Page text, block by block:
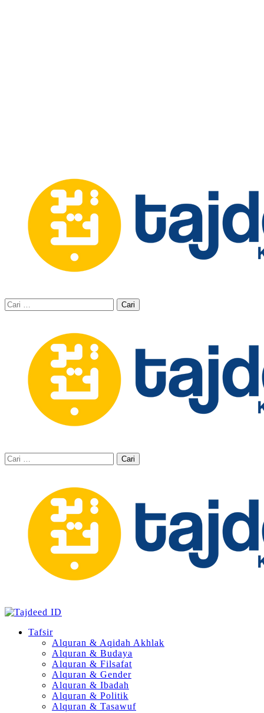
Cari
untuk:
Cari
untuk:
Tafsir
Alquran & Aqidah Akhlak
Alquran & Budaya
Alquran & Filsafat
Alquran & Gender
Alquran & Ibadah
Alquran & Politik
Alquran & Tasawuf